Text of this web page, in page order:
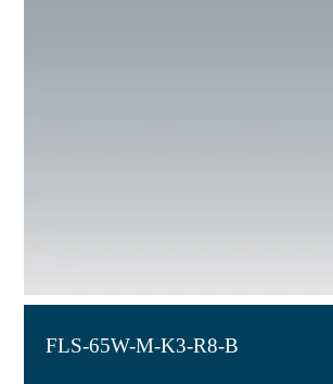
FLS-65W-M-K3-R8-B